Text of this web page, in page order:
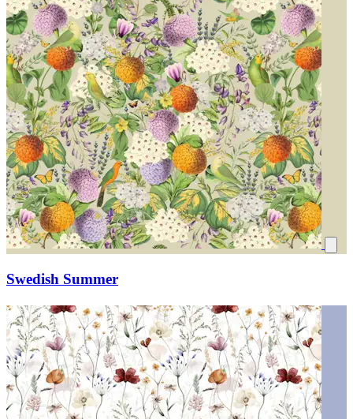
Swedish Summer